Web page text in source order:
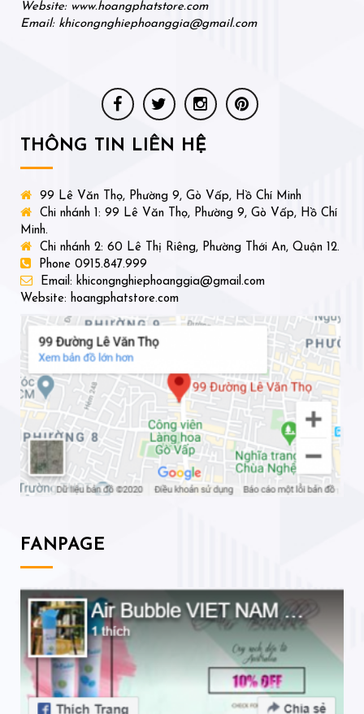
Website: www.hoangphatstore.com
Email: khicongnghiephoanggia@gmail.com
THÔNG TIN LIÊN HỆ
99 Lê Văn Thọ, Phường 9, Gò Vấp, Hồ Chí Minh
Chi nhánh 1: 99 Lê Văn Thọ, Phường 9, Gò Vấp, Hồ Chí
Minh.
Chi nhánh 2: 60 Lê Thị Riêng, Phường Thới An, Quận 12.
Phone 0915.847.999
Email: khicongnghiephoanggia@gmail.com
Website: hoangphatstore.com
FANPAGE